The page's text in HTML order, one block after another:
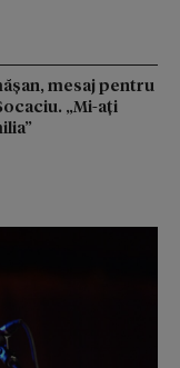
mesaj pentru
„Mi-ați